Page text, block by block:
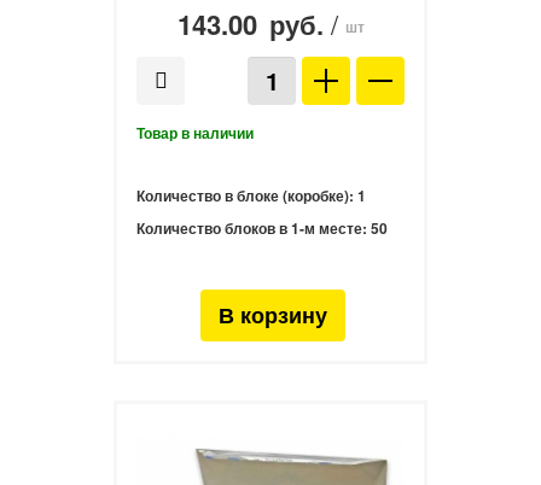
143.00 руб. / шт
Количество в блоке (коробке): 1
Количество блоков в 1-м месте: 50